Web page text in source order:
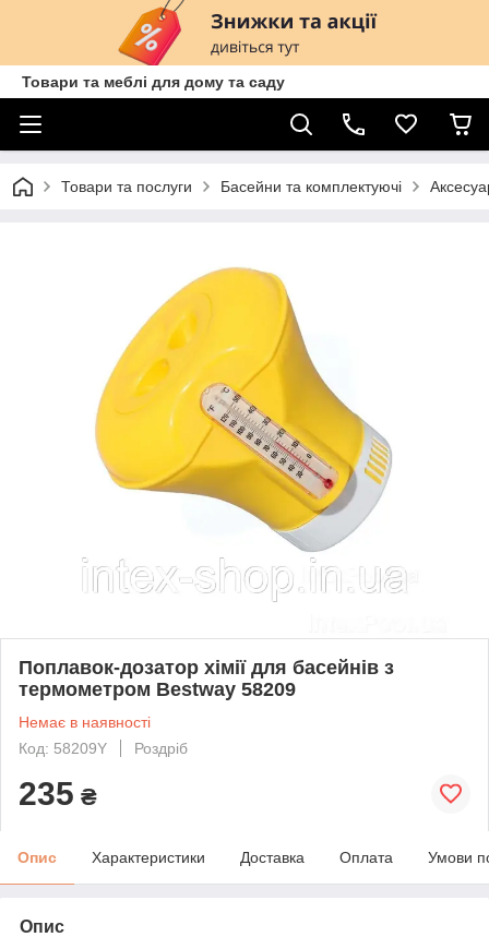
Товари та меблі для дому та саду
Товари та послуги Басейни та комплектуючі
Поплавок-дозатор хімії для басейнів з
термометром Bestway 58209
Немає в наявності
Код: 58209Y
Роздріб
235 ₴
Опис Характеристики Доставка Оплата Умови
Опис